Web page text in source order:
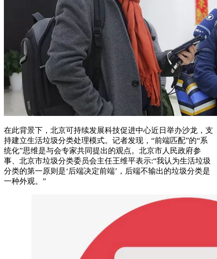
在此背景下，北京可持续发展科技促进中心近日举办沙龙，支
持建立生活垃圾分类处理模式。记者发现，“前端匹配”的“系
统化”思维是与会专家共同提出的观点。北京市人民政府参
事、北京市垃圾分类委员会主任王维平表示:“我认为生活垃圾
分类的第一原则是‘后端决定前端’，后端不输出的垃圾分类是
一种外观。”